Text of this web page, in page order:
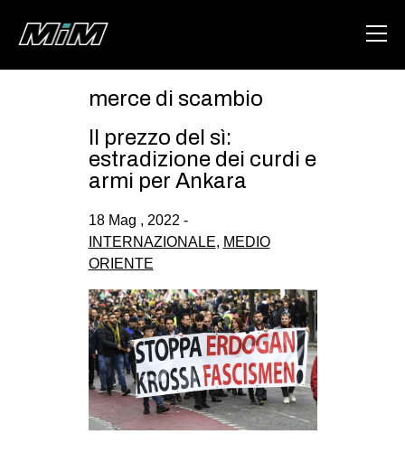
ABOUT
DEGENERAZIONE
GAZA FREESTYLE
CSOA LAMBRETTA
MSM
STUDENTI TSUNAMI
ZAM
MILANO
merce di scambio
Il prezzo del sì:
estradizione dei curdi e
armi per Ankara
18 Mag , 2022 -
INTERNAZIONALE, MEDIO
ORIENTE